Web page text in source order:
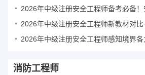
2026年中级注册安全工程师感知境界
消防工程师